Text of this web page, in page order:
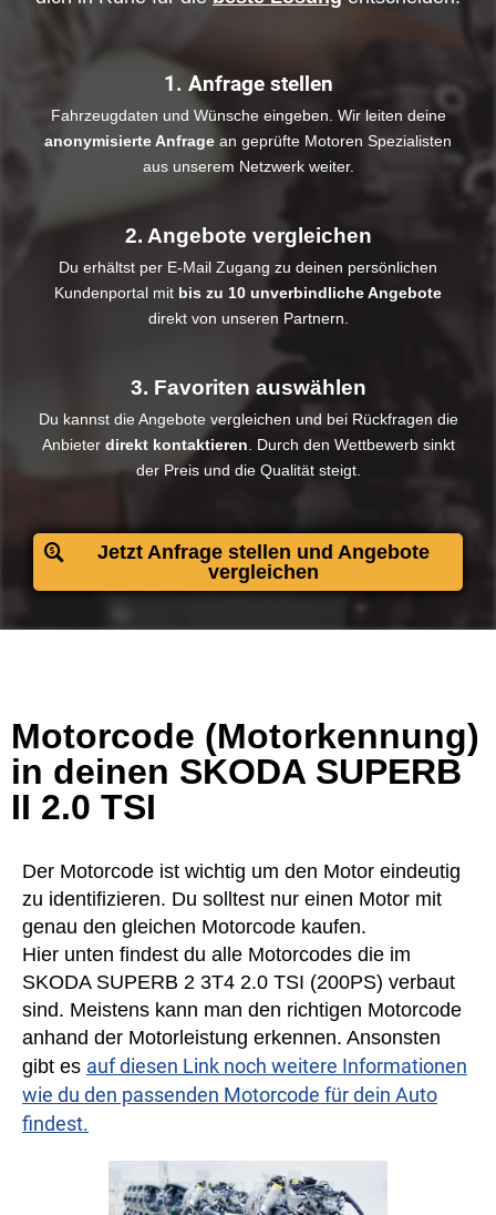
1. Anfrage stellen
Fahrzeugdaten und Wünsche eingeben. Wir leiten deine
anonymisierte Anfrage an geprüfte Motoren Spezialisten
aus unserem Netzwerk weiter.
2. Angebote vergleichen
Du erhältst per E-Mail Zugang zu deinen persönlichen
Kundenportal mit bis zu 10 unverbindliche Angebote
direkt von unseren Partnern.
3. Favoriten auswählen
Du kannst die Angebote vergleichen und bei Rückfragen die
Anbieter direkt kontaktieren. Durch den Wettbewerb sinkt
der Preis und die Qualität steigt.​
Jetzt Anfrage stellen und Angebote
vergleichen
Motorcode (Motorkennung)
in deinen SKODA SUPERB
II 2.0 TSI
Der Motorcode ist wichtig um den Motor eindeutig
zu identifizieren. Du solltest nur einen Motor mit
genau den gleichen Motorcode kaufen.
Hier unten findest du alle Motorcodes die im
SKODA SUPERB 2 3T4 2.0 TSI (200PS) verbaut
sind. Meistens kann man den richtigen Motorcode
anhand der Motorleistung erkennen. Ansonsten
gibt es auf diesen Link noch weitere Informationen
wie du den passenden Motorcode für dein Auto
findest.